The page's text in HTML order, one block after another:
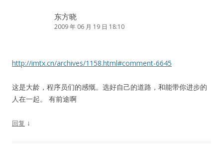
东方晓
2009 年 06 月 19 日 18:10
http://imtx.cn/archives/1158.html#comment-6645
这是大龄，程序员们的感慨。选好自己的道路，和能带你进步的
人在一起。 有前途啊
回复 ↓